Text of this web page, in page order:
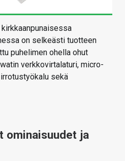
on selkeästi tuotteen
puhelimen ohella ohut
verkkovirtalaturi, micro-
sekä
ominaisuudet ja